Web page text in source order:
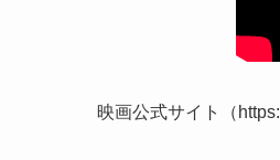
映画公式サイト（